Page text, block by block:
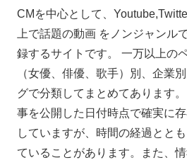
CMを中心として、
上で話題の動画 をノンジャンル
録するサイトです。 一万以上の
（女優、俳優、歌手）別、企業
グで分類してまとめてあります
事を公開した日付時点で確実に
していますが、時間の経過とと
ていることがあります。また、